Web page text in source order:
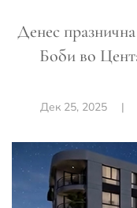
Денес
Боби во
Дек 25, 2025 |